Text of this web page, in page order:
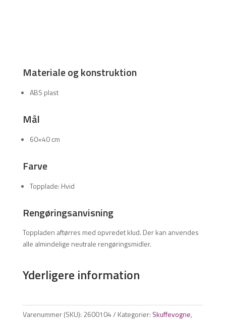
Materiale og konstruktion
ABS plast
Mål
60×40 cm
Farve
Topplade: Hvid
Rengøringsanvisning
Toppladen aftørres med opvredet klud. Der kan anvendes
alle almindelige neutrale rengøringsmidler.
Yderligere information
Varenummer (SKU): 2600104 Kategorier: Skuffevogne,